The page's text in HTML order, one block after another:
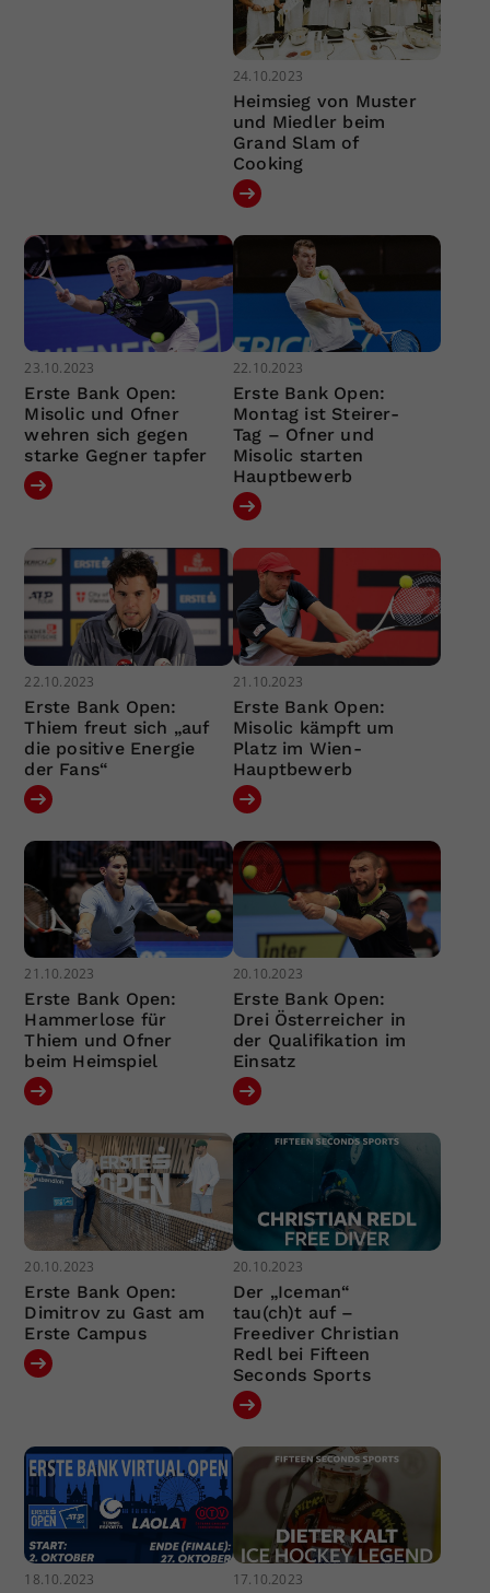
24.10.2023
Heimsieg von Muster
und Miedler beim
Grand Slam of
Cooking
23.10.2023
Erste Bank Open:
Misolic und Ofner
wehren sich gegen
starke Gegner tapfer
22.10.2023
Erste Bank Open:
Montag ist Steirer-
Tag – Ofner und
Misolic starten
Hauptbewerb
22.10.2023
Erste Bank Open:
Thiem freut sich „auf
die positive Energie
der Fans“
21.10.2023
Erste Bank Open:
Misolic kämpft um
Platz im Wien-
Hauptbewerb
21.10.2023
Erste Bank Open:
Hammerlose für
Thiem und Ofner
beim Heimspiel
20.10.2023
Erste Bank Open:
Drei Österreicher in
der Qualifikation im
Einsatz
20.10.2023
Erste Bank Open:
Dimitrov zu Gast am
Erste Campus
20.10.2023
Der „Iceman“
tau(ch)t auf –
Freediver Christian
Redl bei Fifteen
Seconds Sports
18.10.2023 17.10.2023